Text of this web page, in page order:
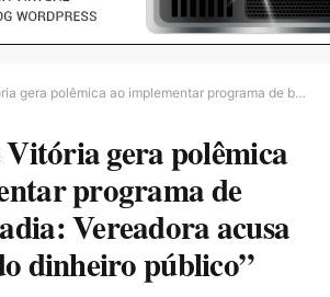
ao implementar programa de bônus moradia: Vereadora acusa de “farra do dinheiro público”
gera polêmica
programa de
Vereadora acusa
dinheiro público”